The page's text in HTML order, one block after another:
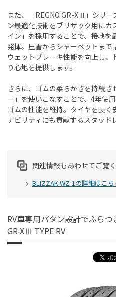
また、「REGNO GR-XⅢ」シリー
ン最適化技術をブリザック用に
イン」を採用することで、接地を
発揮。圧雪からシャーベットまで
ウェットブレーキ性能を向上し
り心地を提供します。
さらに、ゴムの柔らかさを持続
ー」を使いこなすことで、4年使
ゴムの性能を維持。タイヤを長く
ナビリティにも貢献するスタッド
関連情報もあわせてご覧
BLIZZAK WZ-1の詳細はこち
RV車専用パタン設計でふら
GR-XⅢ TYPE RV